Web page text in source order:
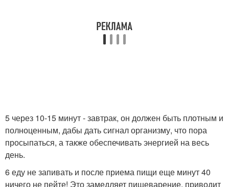
5 через 10-15 минут - завтрак, он должен быть плотным и
полноценным, дабы дать сигнал организму, что пора
просыпаться, а также обеспечивать энергией на весь
день.
6 еду не запивать и после приема пищи еще минут 40
ничего не пейте! Это замедляет пищеварение, приводит